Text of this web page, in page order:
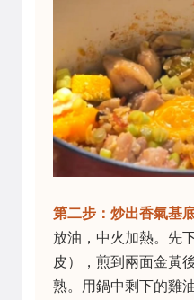
第二步：炒出香氣基底
放油，中火加熱。先
皮），煎到兩面金黃
熟。用鍋中剩下的雞